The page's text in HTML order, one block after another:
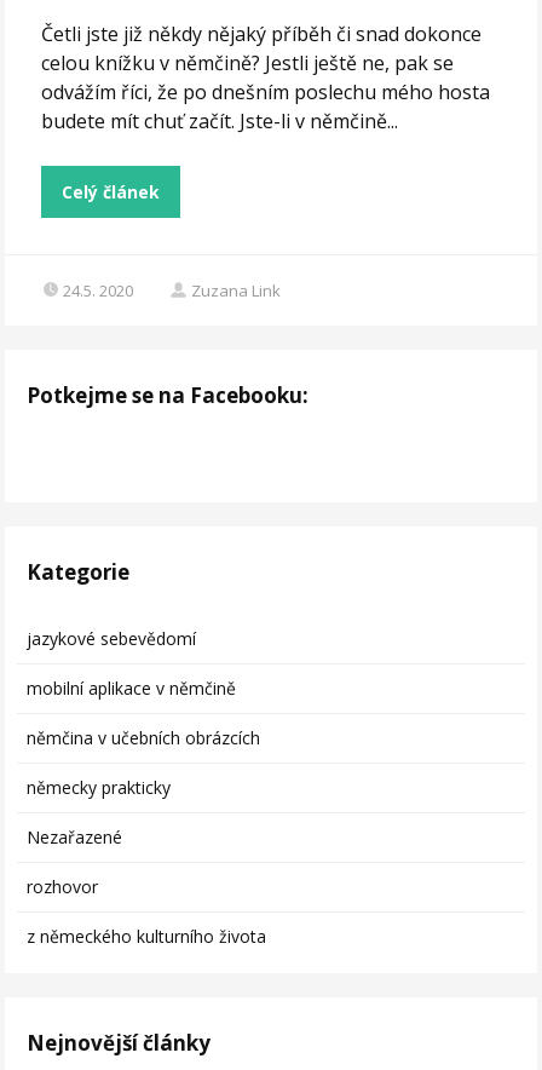
Četli jste již někdy nějaký příběh či snad dokonce
celou knížku v němčině? Jestli ještě ne, pak se
odvážím říci, že po dnešním poslechu mého hosta
budete mít chuť začít. Jste-li v němčině...
Celý článek
24.5. 2020 Zuzana Link
Potkejme se na Facebooku:
Kategorie
jazykové sebevědomí
mobilní aplikace v němčině
němčina v učebních obrázcích
německy prakticky
Nezařazené
rozhovor
z německého kulturního života
Nejnovější články